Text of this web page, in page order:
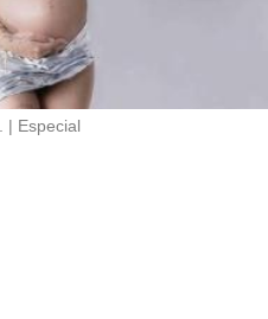
Especial